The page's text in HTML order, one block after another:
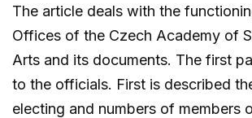
The article deals with the
Offices of the Czech Academy of
Arts and its documents. The first
to the officials. First is described
electing and numbers of members